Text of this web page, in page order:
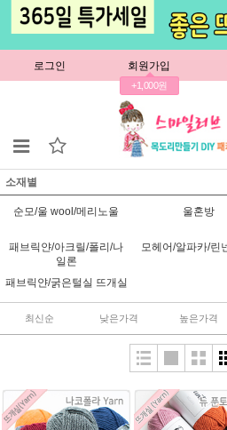
로그인 회원가입
+1,000원
소재별
순모/울 wool/메리노울 울혼방
패브릭얀/아크릴/폴리/나
일론
모헤어/알파카/린
패브릭얀/굵은털실 뜨개실
최신순 낮은가격 높은가격